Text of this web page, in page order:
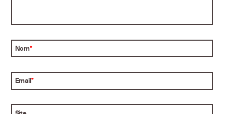
Nom*
Email*